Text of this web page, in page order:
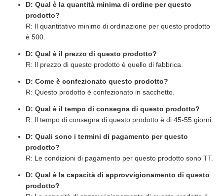
D: Qual è la quantità minima di ordine per questo
prodotto?
R: Il quantitativo minimo di ordinazione per questo prodotto
è 500.
D: Qual è il prezzo di questo prodotto?
R: Il prezzo di questo prodotto è quello di fabbrica.
D: Come è confezionato questo prodotto?
R: Questo prodotto è confezionato in sacchetto.
D: Qual è il tempo di consegna di questo prodotto?
R: Il tempo di consegna di questo prodotto è di 45-55 giorni.
D: Quali sono i termini di pagamento per questo
prodotto?
R: Le condizioni di pagamento per questo prodotto sono TT.
D: Qual è la capacità di approvvigionamento di questo
prodotto?